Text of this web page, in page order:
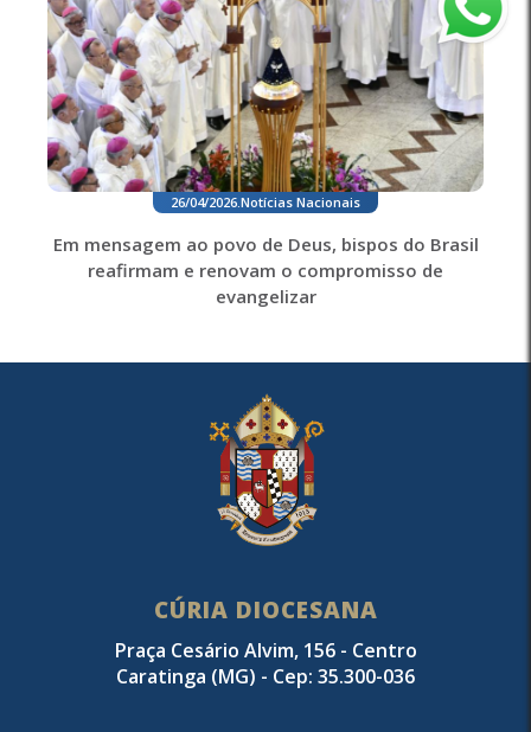
26/04/2026 Notícias Nacionais
Em mensagem ao povo de Deus, bispos do Brasil
reafirmam e renovam o compromisso de
evangelizar
CÚRIA DIOCESANA
Praça Cesário Alvim, 156 - Centro
Caratinga (MG) - Cep: 35.300-036